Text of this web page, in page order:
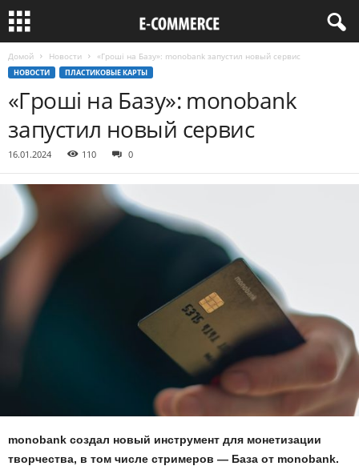
Домой Новости «Гроші на Базу»: monobank запустил новый сервис
НОВОСТИ ПЛАСТИКОВЫЕ КАРТЫ
«Гроші на Базу»: monobank
запустил новый сервис
16.01.2024 110 0
monobank создал новый инструмент для монетизации
творчества, в том числе стримеров — База от monobank.